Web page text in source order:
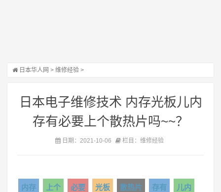
日本华人网 > 维修经验 >
日本电子维修技术 内存光板儿内
存有必要上个散热片吗~~？
日期：2021-10-06 栏目：维修经验
内存 上个 必要 光板 散热片 存有
儿内